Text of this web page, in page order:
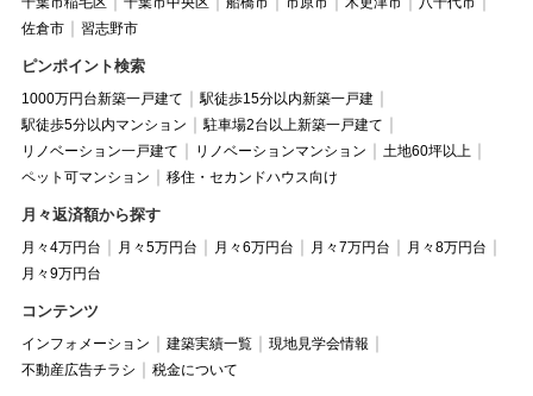
佐倉市
習志野市
ピンポイント検索
1000万円台新築一戸建て
駅徒歩15分以内新築一戸建
駅徒歩5分以内マンション
駐車場2台以上新築一戸建て
リノベーション一戸建て
リノベーションマンション
土地60坪以上
ペット可マンション
移住・セカンドハウス向け
月々返済額から探す
月々4万円台 月々5万円台 月々6万円台 月々7万円台
月々8万円台
月々9万円台
コンテンツ
インフォメーション 建築実績一覧
現地見学会情報
不動産広告チラシ
税金について